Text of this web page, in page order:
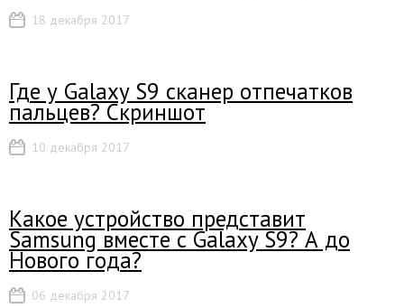
18 декабря 2017
Где у Galaxy S9 сканер отпечатков
пальцев? Скриншот
10 декабря 2017
Какое устройство представит
Samsung вместе с Galaxy S9? А до
Нового года?
06 декабря 2017